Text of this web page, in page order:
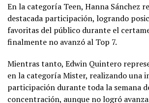
En la categoría Teen, Hanna Sánchez
destacada participación, logrando
favoritas del público durante el
finalmente no avanzó al Top 7.
Mientras tanto, Edwin Quintero
en la categoría Mister, realizando una
participación durante toda la semana
concentración, aunque no logró